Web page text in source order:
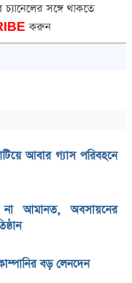
সঙ্গে থাকতে
করুন
আবার গ্যাস পরিবহনে
আমানত, অবসায়নের
বড় লেনদেন